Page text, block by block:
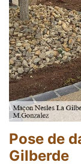
Pose de
Gilberde